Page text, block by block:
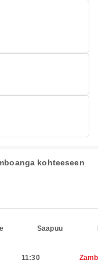
kohteeseen
Saapuu
11:30